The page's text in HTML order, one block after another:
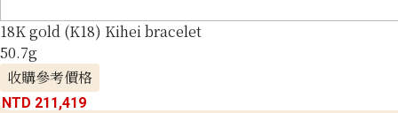
18K gold (K18) Kihei bracelet
50.7g
收購參考價格
NTD 211,419